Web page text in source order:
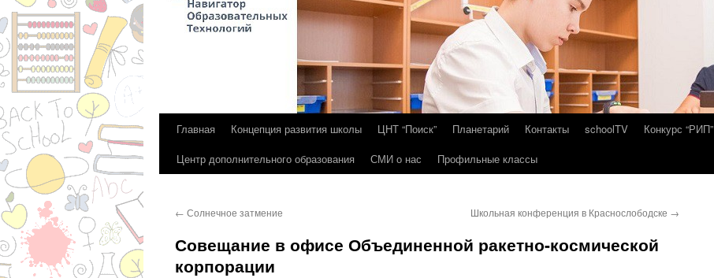
Перейти
Главная Концепция развития школы ЦНТ “Поиск” Планетарий Контакты schoolTV
Конкурс “РИП”
Центр дополнительного образования
СМИ о нас Профильные классы
← Солнечное затмение Школьная конференция в Краснослободске →
Совещание в офисе Объединенной ракетно-космической
корпорации